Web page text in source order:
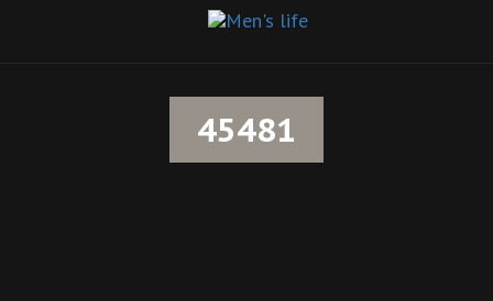
45481